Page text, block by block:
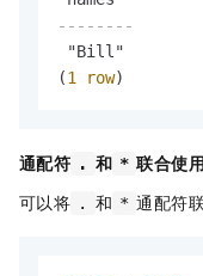
--------
"Bill"
(1 row)
通配符 . 和 * 联合使用
可以将 . 和 * 通配符